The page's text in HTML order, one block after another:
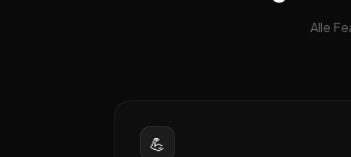
Alle
💪